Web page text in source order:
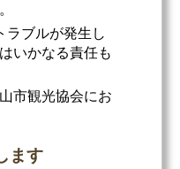
ラブルが発生し
いかなる責任も
市観光協会にお
ます